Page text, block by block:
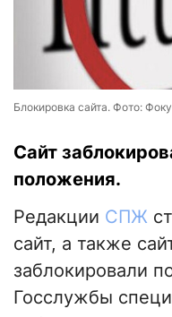
Блокировка сайта. Фото:
Сайт
положения.
Редакции СПЖ
сайт, а также
заблокировали
Госслужбы